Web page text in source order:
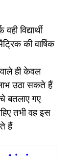
विद्यार्थी
की वार्षिक
ही केवल
उठा सकते हैं
बतलाए गए
तभी वह इस
हैं